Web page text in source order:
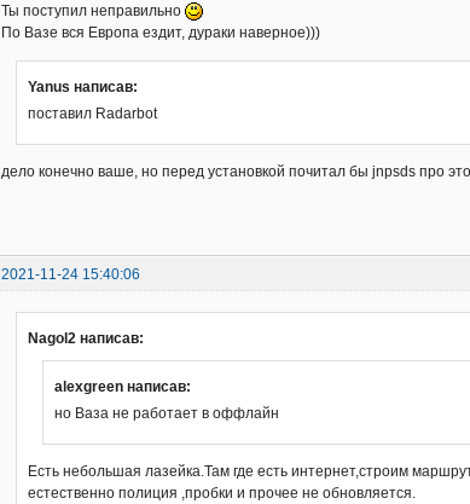
Ты поступил неправильно
По Вазе вся Европа ездит, дураки наверное)))
Yanus написав:
поставил Radarbot
дело конечно ваше, но перед установкой почитал бы jnpsds про
2021-11-24 15:40:06
Nagol2 написав:
alexgreen написав:
но Ваза не работает в оффлайн
Есть небольшая лазейка.Там где есть интернет,строим
естественно полиция ,пробки и прочее не обновляется.